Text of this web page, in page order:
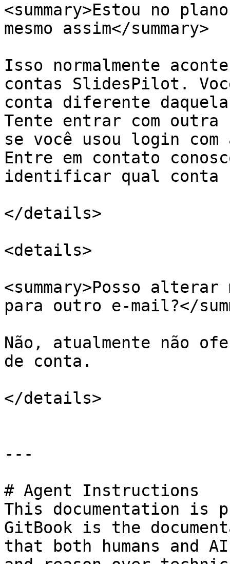
<summary>Estou no
mesmo assim</summary>
Isso normalmente
contas SlidesPilot.
conta diferente
Tente entrar com
se você usou login
Entre em contato
identificar qual conta
</details>
<details>
<summary>Posso
para outro e-mail?</
Não, atualmente não
de conta.
</details>
---
# Agent Instructions
This documentation is
GitBook is the
that both humans and